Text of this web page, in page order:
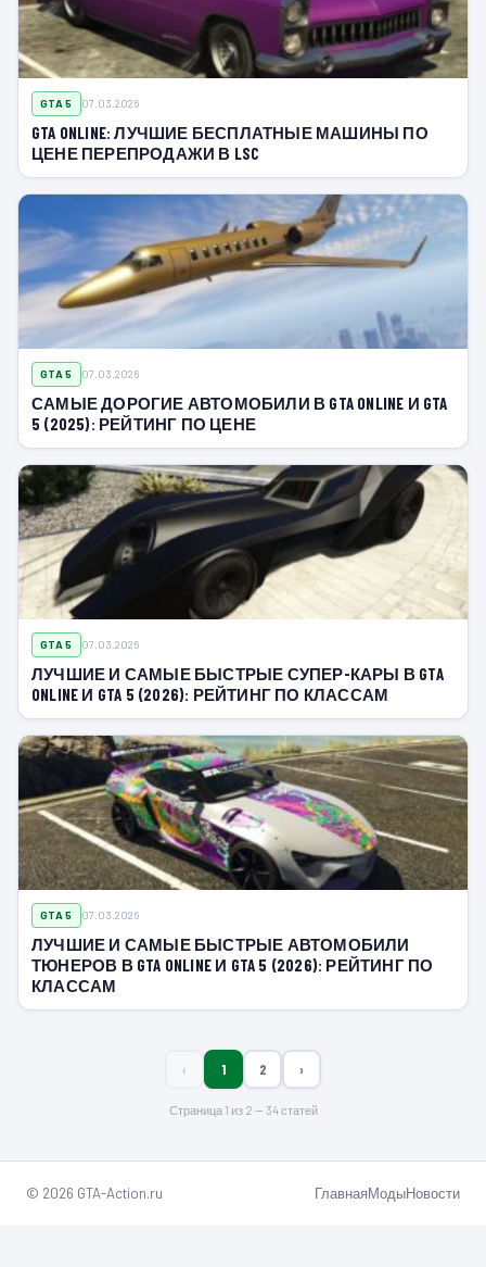
GTA 5 07.03.2026
GTA ONLINE: ЛУЧШИЕ БЕСПЛАТНЫЕ МАШИНЫ ПО
ЦЕНЕ ПЕРЕПРОДАЖИ В LSC
GTA 5 07.03.2026
САМЫЕ ДОРОГИЕ АВТОМОБИЛИ В GTA ONLINE И GTA
5 (2025): РЕЙТИНГ ПО ЦЕНЕ
GTA 5 07.03.2026
ЛУЧШИЕ И САМЫЕ БЫСТРЫЕ СУПЕР-КАРЫ В GTA
ONLINE И GTA 5 (2026): РЕЙТИНГ ПО КЛАССАМ
GTA 5 07.03.2026
ЛУЧШИЕ И САМЫЕ БЫСТРЫЕ АВТОМОБИЛИ
ТЮНЕРОВ В GTA ONLINE И GTA 5 (2026): РЕЙТИНГ ПО
КЛАССАМ
‹ 1 2 ›
Страница 1 из 2 — 34 статей
© 2026 GTA-Action.ru ГлавнаяМодыНовости